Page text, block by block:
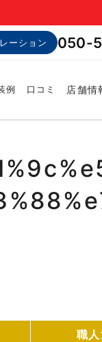
ーション 050-
例 口コミ 店舗情
職